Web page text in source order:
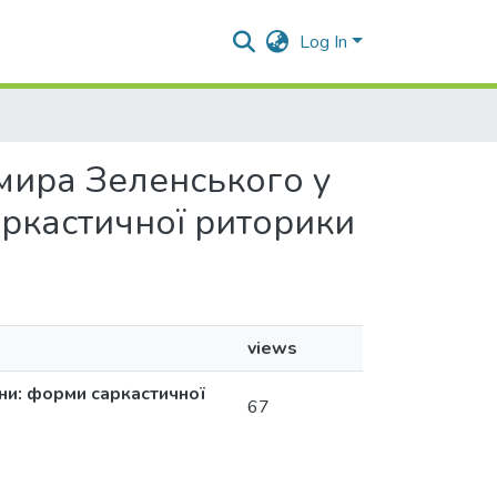
Log In
Зеленського у
риторики
views
форми саркастичної
67